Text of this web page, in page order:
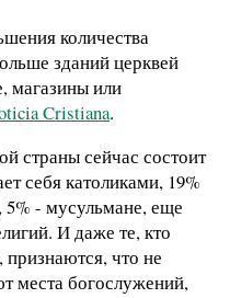
количества
зданий церквей
магазины или
Cristiana.
страны сейчас состоит
себя католиками, 19%
5% - мусульмане, еще
И даже те, кто
что не
места богослужений,